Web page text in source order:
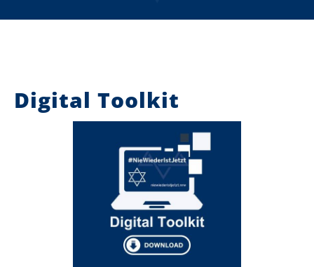
Digital Toolkit